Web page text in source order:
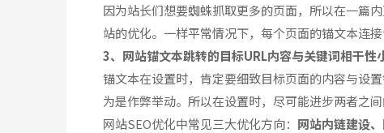
因为站长们想要蜘蛛抓取更多的页面，所以在一篇
站的优化。一样平常情况下，每个页面的锚文本连接
3、网站锚文本跳转的目标URL内容与关键词相干性
锚文本在设置时，肯定要细致目标页面的内容与设
为是作弊举动。所以在设置时，尽可能进步两者之间
网站SEO优化中常见三大优化方向： 网站内链建设